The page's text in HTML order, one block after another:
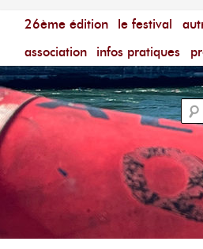
Menu principal
aller au contenu principal
aller au contenu secondaire
26ème édition le festival
association
infos pratiques
Festival du Film